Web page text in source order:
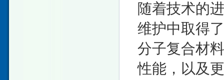
随着技术的
维护中取得
分子复合材
性能，以及